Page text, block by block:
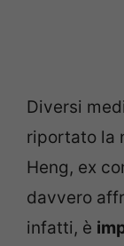
Diversi
riportato la
Heng, ex
davvero
infatti, è